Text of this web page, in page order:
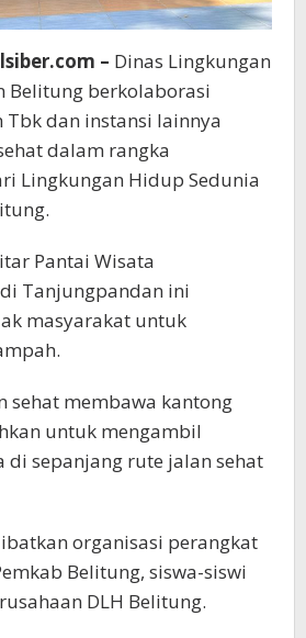
– Dinas Lingkungan
Belitung berkolaborasi
Tbk dan instansi lainnya
dalam rangka
Lingkungan Hidup Sedunia
Pantai Wisata
Tanjungpandan ini
masyarakat untuk
sehat membawa kantong
untuk mengambil
di sepanjang rute jalan sehat
organisasi perangkat
Belitung, siswa-siswi
DLH Belitung.